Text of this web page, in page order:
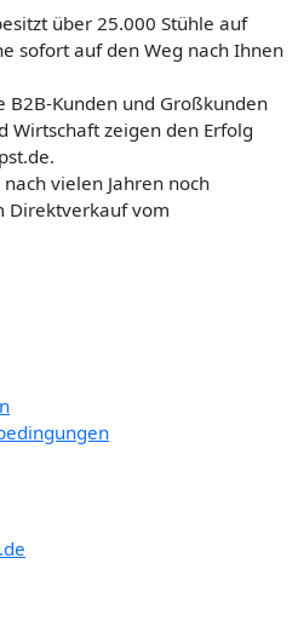
über 25.000 Stühle auf
sofort auf den Weg nach Ihnen
B2B-Kunden und Großkunden
Wirtschaft zeigen den Erfolg
vielen Jahren noch
Direktverkauf vom